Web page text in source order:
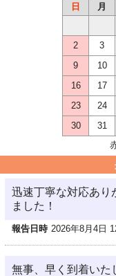
日
月
2
3
9
10
16
17
23
24
30
31
迅速丁寧な対応あり
ました！
報告日時 2026年8月4日
無事、早く到着いた